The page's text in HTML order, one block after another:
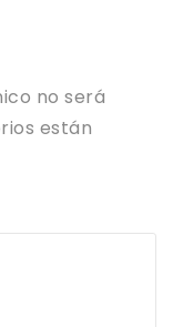
no será
están